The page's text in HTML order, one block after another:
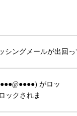
わかるフィッシング詐
WG活動
入会案内
シングメールが出回っ
がロッ
ックされま